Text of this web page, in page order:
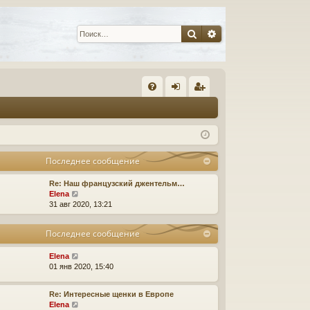
Поиск
С
Q д ис
ац
Последнее сообщение
Re: Наш французский джентельм…
Elena
е
р
е
й
т
к
о
с
31 авг 2020, 13:21
Последнее сообщение
Elena
е
е
й
01 янв 2020, 15:40
Re: Интересные щенки в Европе
Elena